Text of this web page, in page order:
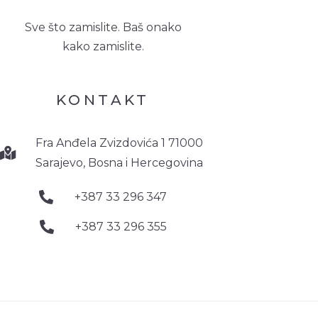
Sve što zamislite. Baš onako
kako zamislite.
KONTAKT
Fra Anđela Zvizdovića 1 71000
Sarajevo, Bosna i Hercegovina
+387 33 296 347
+387 33 296 355